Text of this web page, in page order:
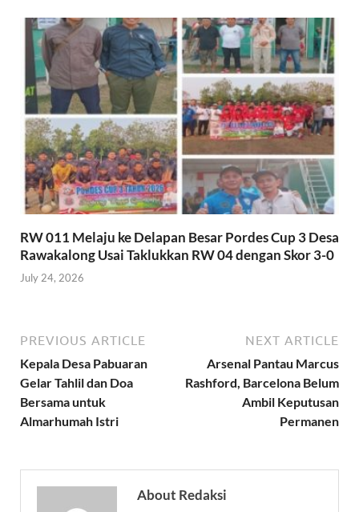
RW 011 Melaju ke Delapan Besar Pordes Cup 3 Desa
Rawakalong Usai Taklukkan RW 04 dengan Skor 3-0
July 24, 2026
PREVIOUS ARTICLE
Kepala Desa Pabuaran
Gelar Tahlil dan Doa
Bersama untuk
Almarhumah Istri
NEXT ARTICLE
Arsenal Pantau Marcus
Rashford, Barcelona Belum
Ambil Keputusan
Permanen
About Redaksi